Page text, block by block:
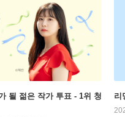
될 젊은 작가 투표 - 1위 청
리